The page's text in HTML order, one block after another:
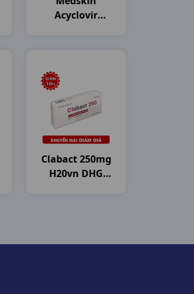
Acyclovir
Clabact 250mg
H20vn DHG